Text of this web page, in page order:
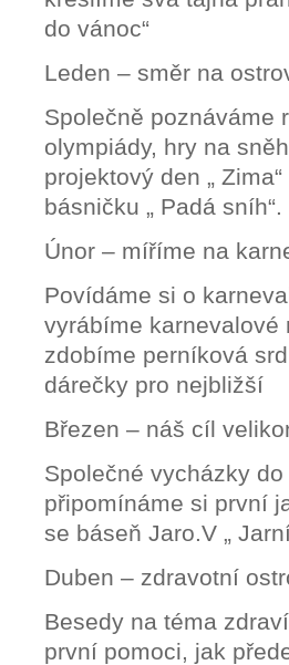
do vánoc“
Leden – směr na
Společně poznáváme
olympiády, hry na
projektový den „
básničku „ Padá sníh“.
Únor – míříme na
Povídáme si o
vyrábíme karnevalové
zdobíme perníková
dárečky pro nejbližší
Březen – náš cíl
Společné vycházky
připomínáme si první
se báseň Jaro.V „
Duben – zdravotní
Besedy na téma
první pomoci, jak